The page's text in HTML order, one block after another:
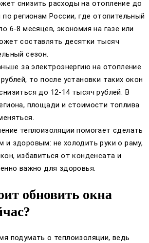
снизить расходы на отопление до
по регионам России, где отопительный
6-8 месяцев, экономия на газе или
составлять десятки тысяч
сезон.
за электроэнергию на отопление
то после установки таких окон
до 12-14 тысяч рублей. В
площади и стоимости топлива
теплоизоляции помогает сделать
здоровым: не холодить руки о раму,
избавиться от конденсата и
важно для здоровья.
обновить окна
подумать о теплоизоляции, ведь